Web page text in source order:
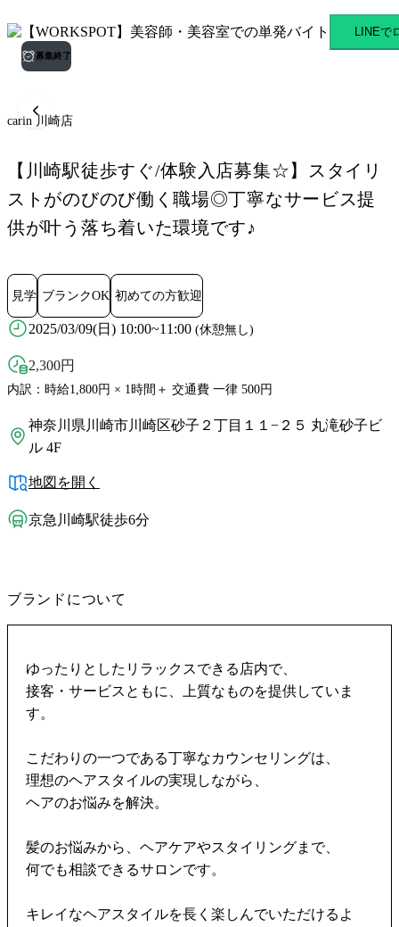
carin 川崎店 京急川崎駅のスLINEで
募集終了
carin 川崎店
【川崎駅徒歩すぐ/体験入店募集☆】スタイリ
ストがのびのび働く職場◎丁寧なサービス提
供が叶う落ち着いた環境です♪
見学 ブランクOK 初めての方歓迎
2025/03/09(日) 10:00~11:00 (休憩無し)
2,300円
内訳：時給1,800円 × 1時間＋ 交通費 一律 500円
神奈川県川崎市川崎区砂子２丁目１１−２５ 丸滝砂子ビ
ル 4F
地図を開く
京急川崎駅徒歩6分
ブランドについて
ゆったりとしたリラックスできる店内で、
接客・サービスともに、上質なものを提供していま
す。
こだわりの一つである丁寧なカウンセリングは、
理想のヘアスタイルの実現しながら、
ヘアのお悩みを解決。
髪のお悩みから、ヘアケアやスタイリングまで、
何でも相談できるサロンです。
キレイなヘアスタイルを長く楽しんでいただけるよ